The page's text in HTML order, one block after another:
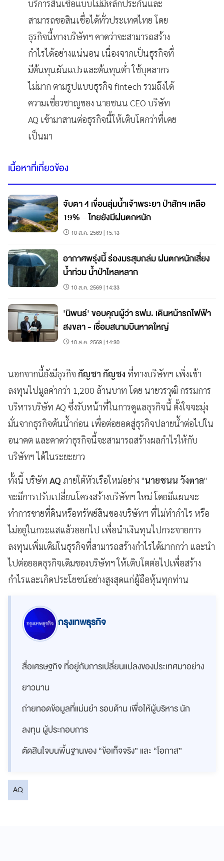
บริการสินเชื่อแบบไม่มีหลักประกันและ
สามารถขอสินเชื่อได้ทั่วประเทศไทย โดย
ธุรกิจนี้ทางบริษัทฯ คาดว่าจะสามารถสร้าง
กำไรได้อย่างแน่นอน เนื่องจากเป็นธุรกิจที่
มีต้นทุนผันแปรและต้นทุนต่ำ ใช้บุคลากร
ไม่มาก ตามรูปแบบธุรกิจ fintech รวมถึงได้
ความเชี่ยวชาญของ นายชนน CEO บริษัท
AQ เข้ามาสานต่อธุรกิจนี้ให้เติบโตกว่าที่เคย
เป็นมา
เนื้อหาที่เกี่ยวข้อง
จับตา 4 เขื่อนลุ่มน้ำเจ้าพระยา ป่าสักฯ เหลือ
19% - ไทยยังมีฝนตกหนัก
10 ส.ค. 2569 | 15:13
อากาศพรุ่งนี้ ร่องมรสุมถล่ม ฝนตกหนักเสี่ยง
น้ำท่วม น้ำป่าไหลหลาก
10 ส.ค. 2569 | 14:33
'นิพนธ์' ขอบคุณผู้ว่า รฟม. เดินหน้ารถไฟฟ้า
สงขลา - เชื่อมสนามบินหาดใหญ่
10 ส.ค. 2569 | 14:30
นอกจากนี้ยังมีธุรกิจ กัญชา กัญชง ที่ทางบริษัทฯ เพิ่งเข้า
ลงทุนไปมูลค่ากว่า 1,200 ล้านบาท โดย นายวรวุฒิ กรรมการ
บริหารบริษัท AQ ซึ่งรับหน้าที่ในการดูแลธุรกิจนี้ ตั้งใจจะมุ่ง
มั่นจากธุรกิจต้นน้ำก่อน เพื่อต่อยอดสู่ธุรกิจปลายน้ำต่อไปใน
อนาคต และคาดว่าธุรกิจนี้จะสามารถสร้างผลกำไรให้กับ
บริษัทฯ ได้ในระยะยาว
ทั้งนี้ บริษัท AQ ภายใต้หัวเรือใหม่อย่าง "นายชนน วังตาล"
จะมีการปรับเปลี่ยนโครงสร้างบริษัทฯ ใหม่ โดยมีแผนจะ
ทำการขายที่ดินหรือทรัพย์สินของบริษัทฯ ที่ไม่ทำกำไร หรือ
ไม่อยู่ในกระแสแล้วออกไป เพื่อนำเงินทุนไปกระจายการ
ลงทุนเพิ่มเติมในธุรกิจที่สามารถสร้างกำไรได้มากกว่า และนำ
ไปต่อยอดธุรกิจเดิมของบริษัทฯ ให้เติบโตต่อไปเพื่อสร้าง
กำไรและเกิดประโยชน์อย่างสูงสุดแก่ผู้ถือหุ้นทุกท่าน
กรุงเทพธุรกิจ
สื่อเศรษฐกิจ ที่อยู่กับการเปลี่ยนแปลงของประเทศมาอย่าง
ยาวนาน
ถ่ายทอดข้อมูลที่แม่นยำ รอบด้าน เพื่อให้ผู้บริหาร นัก
ลงทุน ผู้ประกอบการ
ตัดสินใจบนพื้นฐานของ “ข้อเท็จจริง” และ “โอกาส”
AQ